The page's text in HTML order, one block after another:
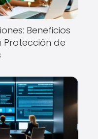
Beneficios
Protección de